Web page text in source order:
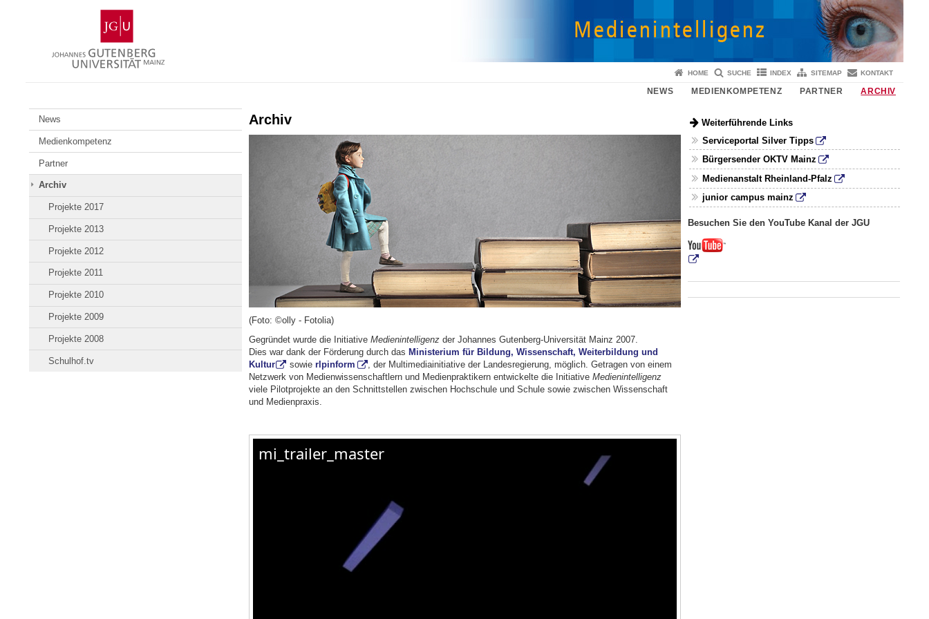
Gutenberg-
Universität
Mainz
HOME SUCHE INDEX SITEMAP KONTAKT
NEWS MEDIENKOMPETENZ PARTNER ARCHIV
News
Medienkompetenz
Partner
Archiv
Projekte 2017
Projekte 2013
Projekte 2012
Projekte 2011
Projekte 2010
Projekte 2009
Projekte 2008
Schulhof.tv
Archiv
(Foto: ©olly - Fotolia)
Gegründet wurde die Initiative Medienintelligenzder Johannes Gutenberg-Universität Mainz 2007.
Dies war dank der Förderung durch das Ministerium für Bildung, Wissenschaft, Weiterbildung und
Kultur
sowierlpinform
, der Multimediainitiative der Landesregierung, möglich. Getragen von einem
Netzwerk von Medienwissenschaftlern und Medienpraktikern entwickelte die Initiative Medienintelligenz
viele Pilotprojekte an den Schnittstellen zwischen Hochschule und Schule sowie zwischen Wissenschaft
und Medienpraxis.
Weiterführende Links
Serviceportal Silver Tipps
Bürgersender OKTV Mainz
Medienanstalt Rheinland-Pfalz
junior campus mainz
Besuchen Sie den YouTube Kanal der JGU